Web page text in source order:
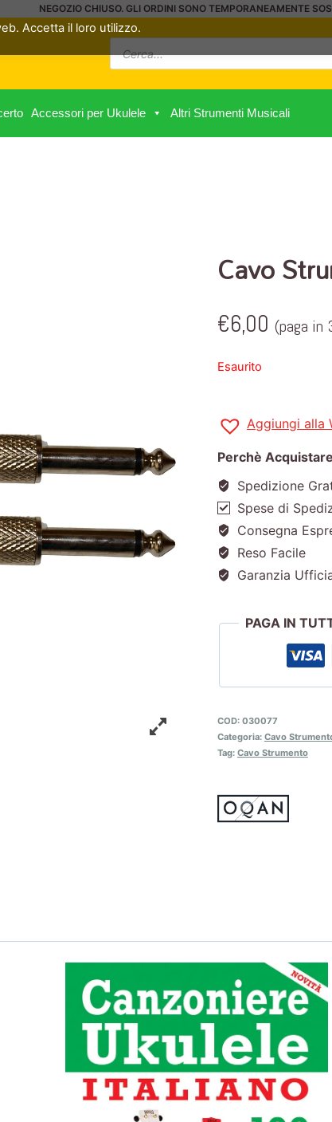
NEGOZIO CHIUSO. GLI ORDINI SONO TEMPORANEAMENTE
Ricerca
prodotti
Accessori per Ukulele Altri Strumenti Musicali
Cavo
€6,00 (paga in
Esaurito
Aggiungi alla
Perchè
Spedizione
Spese di
Consegna
Reso Facile
Garanzia
PAGA IN
COD: 030077
Categoria: Cavo
Tag: Cavo Strumento
Accetta il loro utilizzo.